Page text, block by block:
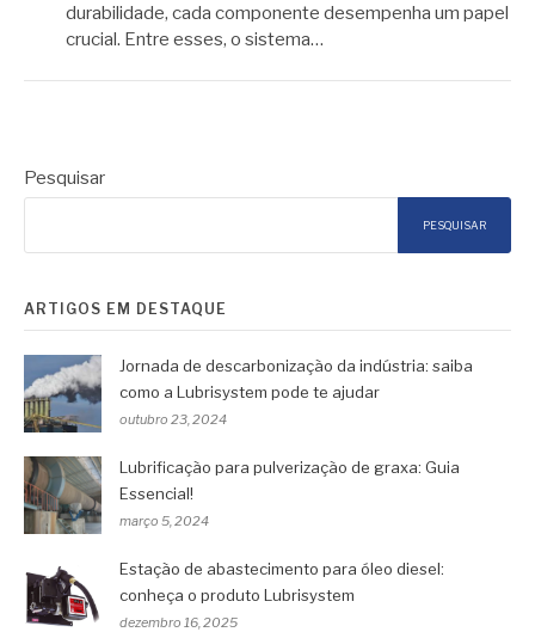
durabilidade, cada componente desempenha um papel
crucial. Entre esses, o sistema…
Pesquisar
PESQUISAR
ARTIGOS EM DESTAQUE
Jornada de descarbonização da indústria: saiba
como a Lubrisystem pode te ajudar
outubro 23, 2024
Lubrificação para pulverização de graxa: Guia
Essencial!
março 5, 2024
Estação de abastecimento para óleo diesel:
conheça o produto Lubrisystem
dezembro 16, 2025